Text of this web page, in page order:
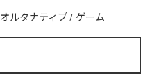
オルタナティブ / ゲーム